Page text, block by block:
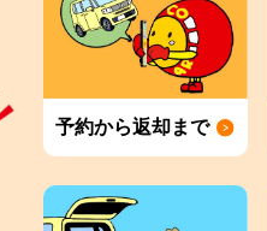
予約から返却まで